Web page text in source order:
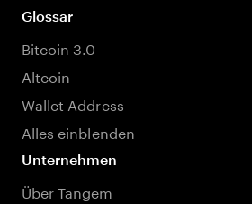
Glossar
Bitcoin 3.0
Altcoin
Wallet Address
Alles einblenden
Unternehmen
Über Tangem